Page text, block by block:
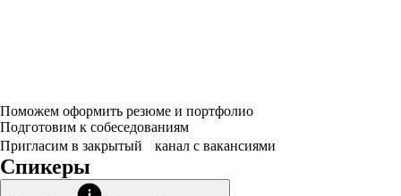
Поможем оформить резюме и портфолио
Подготовим к собеседованиям
Пригласим в закрытый канал с вакансиями
Спикеры